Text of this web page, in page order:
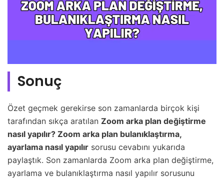
Sonuç
Özet geçmek gerekirse son zamanlarda birçok kişi
tarafından sıkça aratılan Zoom arka plan değiştirme
nasıl yapılır? Zoom arka plan bulanıklaştırma,
ayarlama nasıl yapılır sorusu cevabını yukarıda
paylaştık. Son zamanlarda Zoom arka plan değiştirme,
ayarlama ve bulanıklaştırma nasıl yapılır sorusunu